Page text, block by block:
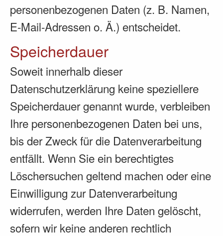
personenbezogenen Daten (z. B. Namen,
E-Mail-Adressen o. Ä.) entscheidet.
Speicherdauer
Soweit innerhalb dieser
Datenschutzerklärung keine speziellere
Speicherdauer genannt wurde, verbleiben
Ihre personenbezogenen Daten bei uns,
bis der Zweck für die Datenverarbeitung
entfällt. Wenn Sie ein berechtigtes
Löschersuchen geltend machen oder eine
Einwilligung zur Datenverarbeitung
widerrufen, werden Ihre Daten gelöscht,
sofern wir keine anderen rechtlich